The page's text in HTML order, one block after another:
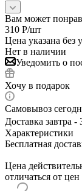
Вам может
310 Р/шт
Цена указана без
Нет в наличии
Уведомить о
Хочу в подарок
Самовывоз
Доставка завтра -
Характеристики
Бесплатная
Цена
отличаться от